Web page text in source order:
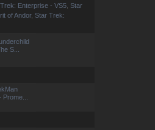
Enterprise - VS5 ,Star
of Andor,Star Trek:
S...